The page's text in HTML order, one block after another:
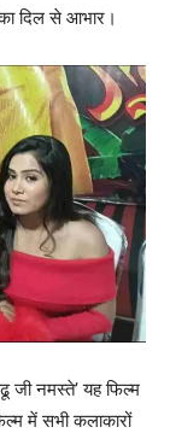
दिल से आभार।
जी नमस्ते’ यह फिल्म
में सभी कलाकारों